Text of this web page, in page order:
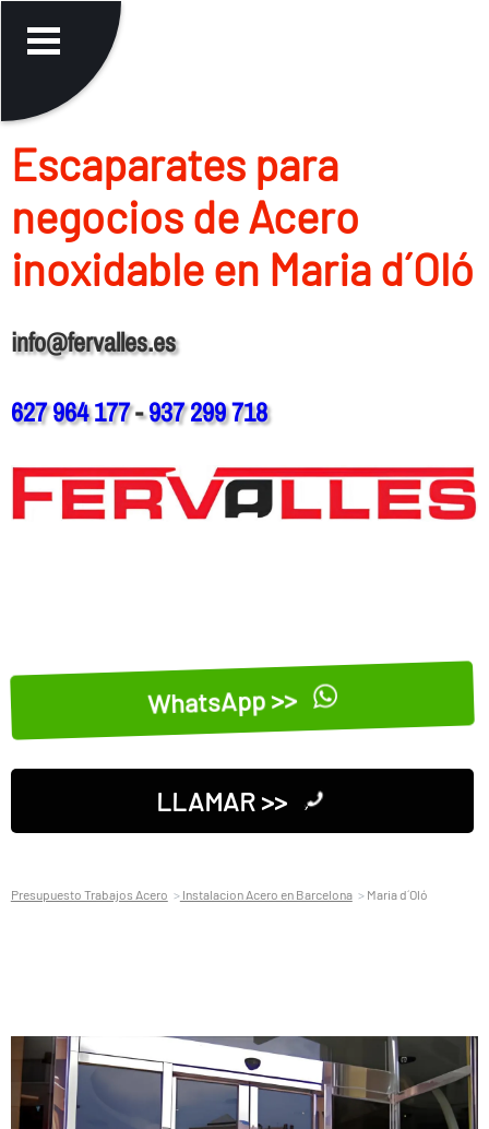
Escaparates para
negocios de Acero
inoxidable en Maria d´Oló
info@fervalles.es
627 964 177-937 299 718
WhatsApp >>
LLAMAR >>
Presupuesto Trabajos Acero Instalacion Acero en Barcelona Maria d´Oló